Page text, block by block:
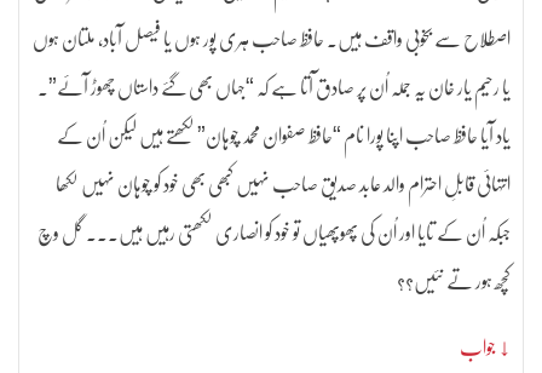
اصطلاح سے بخوبی واقف ہیں۔ حافظ صاحب ہری پور ہوں یا فیصل آباد، ملتان ہوں
یا رحیم یار خان یہ جملہ اُن پر صادق آتا ہے کہ “جہاں بھی گئے داستاں چھوڑ آئے”۔
یاد آیا حافظ صاحب اپنا پورا نام “حافظ صفوان محمد چوہان” لکھتے ہیں لیکن اُن کے
انتہائی قابلِ احترام والد عابد صدیق صاحب نہیں کبھی بھی خود کو چوہان نہیں لکھا
جبکہ اُن کے تایا اور اُن کی پھوپھیاں تو خود کو انصاری لکھتی رہیں ہیں۔۔۔ گل وچ
کچھ ہور تے نئیں؟؟
↓ جواب